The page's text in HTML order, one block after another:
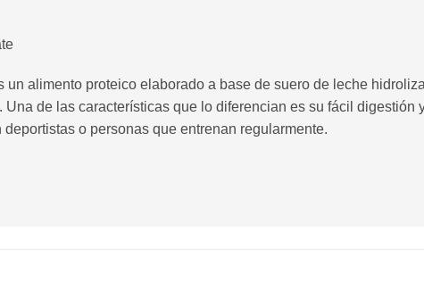
un alimento proteico elaborado a base de suero de leche
de las características que lo diferencian es su fácil
o personas que entrenan regularmente.